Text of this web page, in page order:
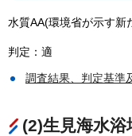
水質AA(環境省が示す新
判定：適
調査結果、判定基準
(2)生見海水浴